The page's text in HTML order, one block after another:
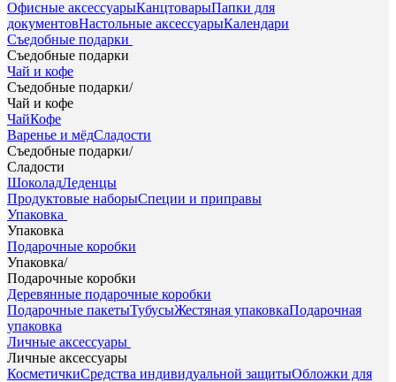
Офисные аксессуарыКанцтоварыПапки для
документовНастольные аксессуарыКалендари
Съедобные подарки
Съедобные подарки
Чай и кофе
Съедобные подарки/
Чай и кофе
ЧайКофе
Варенье и мёдСладости
Съедобные подарки/
Сладости
ШоколадЛеденцы
Продуктовые наборыСпеции и приправы
Упаковка
Упаковка
Подарочные коробки
Упаковка/
Подарочные коробки
Деревянные подарочные коробки
Подарочные пакетыТубусыЖестяная упаковкаПодарочная
упаковка
Личные аксессуары
Личные аксессуары
КосметичкиСредства индивидуальной защитыОбложки для